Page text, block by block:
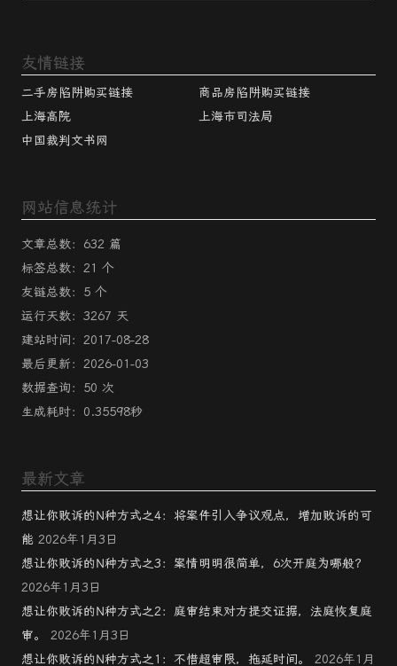
友情链接
二手房陷阱购买链接
商品房陷阱购买链接
上海高院
上海市司法局
中国裁判文书网
网站信息统计
文章总数：632 篇
标签总数：21 个
友链总数：5 个
运行天数：3267 天
建站时间：2017-08-28
最后更新：2026-01-03
数据查询：50 次
生成耗时：0.35598秒
最新文章
想让你败诉的N种方式之4：将案件引入争议观点，增加败诉的可
能 2026年1月3日
想让你败诉的N种方式之3：案情明明很简单，6次开庭为哪般？
2026年1月3日
想让你败诉的N种方式之2：庭审结束对方提交证据，法庭恢复庭
审。
2026年1月3日
想让你败诉的N种方式之1：不惜超审限，拖延时间。
2026年1月